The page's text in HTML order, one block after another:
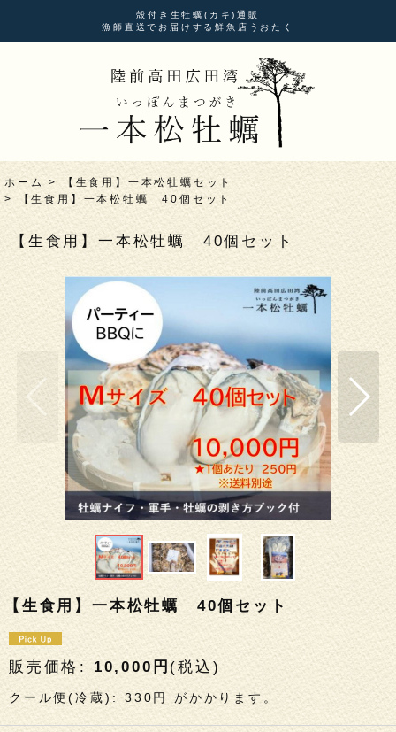
殻付き生牡蠣(カキ)通販
漁師直送でお届けする鮮魚店うおたく
ホーム >
【生食用】一本松牡蠣セット
>
【生食用】一本松牡蠣 40個セット
【生食用】一本松牡蠣 40個セット
【生食用】一本松牡蠣 40個セット
販売価格 : 10,000 円 (税込)
クール便(冷蔵):330円 がかかります。